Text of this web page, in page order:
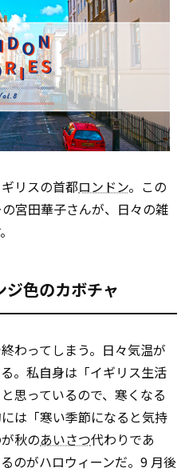
リスの首都ロンドン。この
宮田華子さんが、日々の雑
色のカボチャ
わってしまう。日々気温が
。私自身は「イギリス生活
思っているので、寒くなる
は「寒い季節になると気持
秋のあいさつ代わりであ
のがハロウィーンだ。9 月後